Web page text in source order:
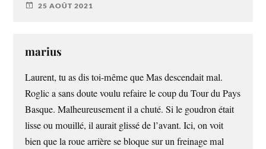
25 AOÛT 2021
marius
Laurent, tu as dis toi-même que Mas descendait mal.
Roglic a sans doute voulu refaire le coup du Tour du Pays
Basque. Malheureusement il a chuté. Si le goudron était
lisse ou mouillé, il aurait glissé de l’avant. Ici, on voit
bien que la roue arrière se bloque sur un freinage mal